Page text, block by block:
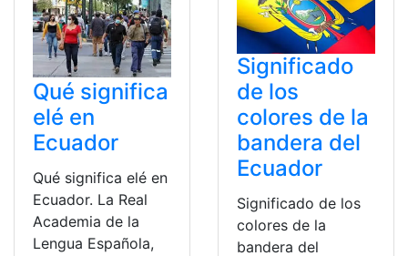
Qué significa
elé en
Ecuador
Qué significa elé en
Ecuador. La Real
Academia de la
Lengua Española,
Significado
de los
colores de la
bandera del
Ecuador
Significado de los
colores de la
bandera del